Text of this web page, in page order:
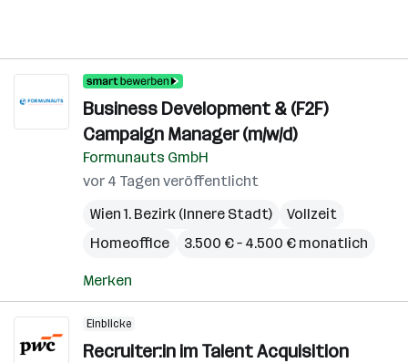
Business Development & (F2F)
Campaign Manager (m/w/d)
Formunauts GmbH
vor 4 Tagen veröffentlicht
Wien 1. Bezirk (Innere Stadt)
Vollzeit
Homeoffice
3.500 € – 4.500 € monatlich
Merken
Einblicke
Recruiter:in im Talent Acquisition